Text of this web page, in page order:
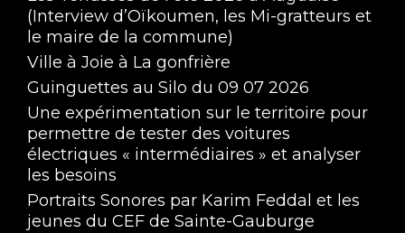
(Interview d’Oïkoumen, les Mi-gratteurs et
le maire de la commune)
Ville à Joie à La gonfrière
Guinguettes au Silo du 09 07 2026
Une expérimentation sur le territoire pour
permettre de tester des voitures
électriques « intermédiaires » et analyser
les besoins
Portraits Sonores par Karim Feddal et les
jeunes du CEF de Sainte-Gauburge